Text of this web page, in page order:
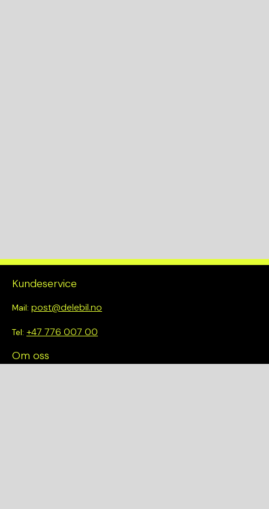
Kundeservice
Mail: post@delebil.no
Tel: +47 776 007 00
Om oss